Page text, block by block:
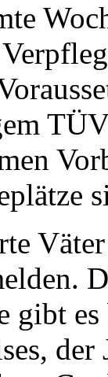
gibt es
der